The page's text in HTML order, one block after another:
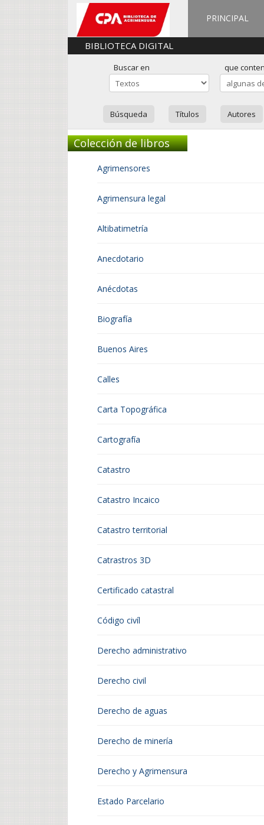
PRINCIPAL
BIBLIOTECA DIGITAL
Buscar en que
Búsqueda Títulos Autores
Colección de libros
Agrimensores
Agrimensura legal
Altibatimetría
Anecdotario
Anécdotas
Biografía
Buenos Aires
Calles
Carta Topográfica
Cartografía
Catastro
Catastro Incaico
Catastro territorial
Catrastros 3D
Certificado catastral
Código civíl
Derecho administrativo
Derecho civil
Derecho de aguas
Derecho de minería
Derecho y Agrimensura
Estado Parcelario